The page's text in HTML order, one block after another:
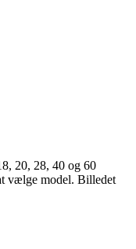
20, 28, 40 og 60
vælge model. Billedet